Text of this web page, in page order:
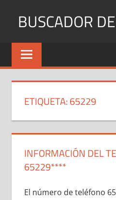
BUSCADOR
Identifica
Números
y
ETIQUETA:65229
INFORMACIÓN DEL
65229****
El número dе teléfono